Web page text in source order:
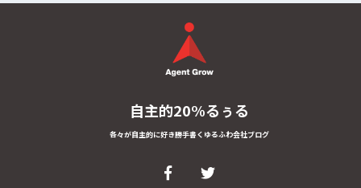
自主的20%るぅる
各々が自主的に好き勝手書くゆるふわ会社ブログ